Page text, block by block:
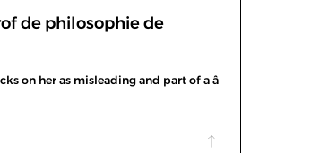
de philosophie de
on her as misleading and part of a â